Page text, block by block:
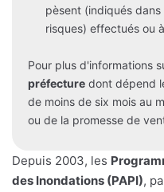
pèsent (indiqués
risques) effectués ou
Pour plus d'informations
préfecture dont dépend
de moins de six mois au
ou de la promesse de
Depuis 2003, les
des Inondations (PAPI),